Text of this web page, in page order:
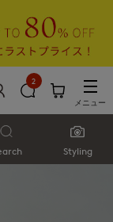
2
メニュー
Styling